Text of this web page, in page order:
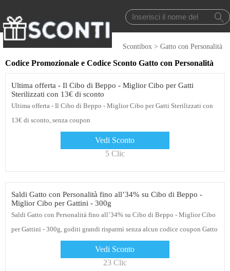
Scontibox > Gatto con Personalità
Codice Promozionale e Codice Sconto Gatto con Personalità
Ultima offerta - Il Cibo di Beppo - Miglior Cibo per Gatti
Sterilizzati con 13€ di sconto
Ultima offerta - Il Cibo di Beppo - Miglior Cibo per Gatti Sterilizzati con
13€ di sconto, senza coupon
Vedi Sconto
5 Clic
Saldi Gatto con Personalità fino all’34% su Cibo di Beppo -
Miglior Cibo per Gattini - 300g
Saldi Gatto con Personalità fino all’34% su Cibo di Beppo - Miglior Cibo
per Gattini - 300g, goditi grandi risparmi senza alcun codice coupon Gatto
Vedi Sconto
23 Clic